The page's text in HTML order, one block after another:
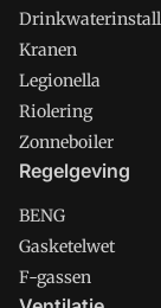
Kranen
Legionella
Riolering
Zonneboiler
Regelgeving
BENG
Gasketelwet
F-gassen